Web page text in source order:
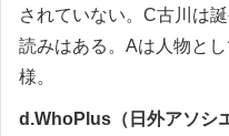
されていない。C古川は
読みはある。Aは人物と
様。
d.WhoPlus（日外アソシ